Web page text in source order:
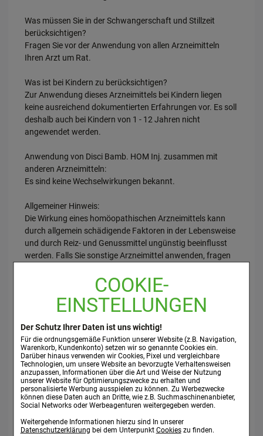
COOKIE-
EINSTELLUNGEN
Der Schutz Ihrer Daten ist uns wichtig!
Für die ordnungsgemäße Funktion unserer Website (z.B. Navigation,
Warenkorb, Kundenkonto) setzen wir so genannte Cookies ein.
Darüber hinaus verwenden wir Cookies, Pixel und vergleichbare
Technologien, um unsere Website an bevorzugte Verhaltensweisen
anzupassen, Informationen über die Art und Weise der Nutzung
unserer Website für Optimierungszwecke zu erhalten und
personalisierte Werbung ausspielen zu können. Zu Werbezwecke
können diese Daten auch an Dritte, wie z.B. Suchmaschinenanbieter,
Social Networks oder Werbeagenturen weitergegeben werden.
Weitergehende Informationen hierzu sind In unserer
Datenschutzerklärung bei dem Unterpunkt Cookieszu finden.
Was müssen Sie in der Schwangerschaft und Stillzeit
berücksichtigen?
Fragen Sie vor der Anwendung von allen Arzneimitteln
Ihren Arzt um Rat.
Was ist bei Kindern zu berücksichtigen?
Zur Anwendung dieses Arzneimittels bei Kindern liegen
keine ausreichend dokumentierten Erfahrungen vor. Es soll
deshalb auch bei Kindern von 1 - 12 Jahren nicht
angewendet werden.
Anwendung von Disci Bamb. HOM Inj. zusammen mit
anderen Arzneimitteln:
Es sind keine Wechselwirkungen bekannt.
Allgemeiner Hinweis:
Die Wirkung eines homöopathischen Arzneimittels kann
durch allgemein schädigende Faktoren in der Lebensweise
und durch Reiz- und Genussmittel ungünstig beeinflusst
werden. Falls Sie sonstige Arzneimittel anwenden, fragen
3. WIE IST DISCI BAMB. HOM INJ. ANZUWENDEN?
Jugendliche ab 12 Jahren, soweit das Arzneimittel nicht
anders verordnet wurde:
Bei akuten Zuständen bis zu 3 x täglich 1 - 2 Ampullen bzw.
bei chronischen Verlaufsformen 1 x täglich 1 - 2 Ampullen
intravenös, intramuskulär oder subcutan injizieren.
Angebrochene Ampullen dürfen nicht aufbewahrt und zu
einem späteren Zeitpunkt verwendet werden, da die
Sterilität der Injektionslösung nicht mehr gewährleistet ist.